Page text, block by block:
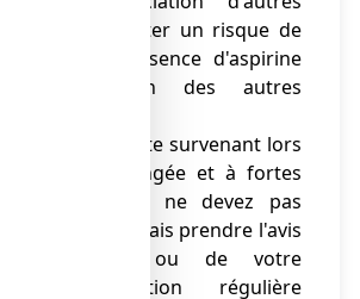
pour éviter un risque de
vérifier l'absence d'aspirine
la composition des autres
de maux de tête survenant lors
prolongée et à fortes
d'aspirine, vous ne devez pas
les doses, mais prendre l'avis
médecin ou de votre
L'utilisation régulière